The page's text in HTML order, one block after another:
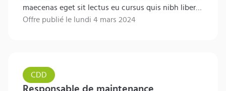
maecenas eget sit lectus eu cursus quis nibh libero.
Egestas accumsan enim ut vitae odio bibendum
Offre publié le lundi 4 mars 2024
CDD
Responsable de maintenance